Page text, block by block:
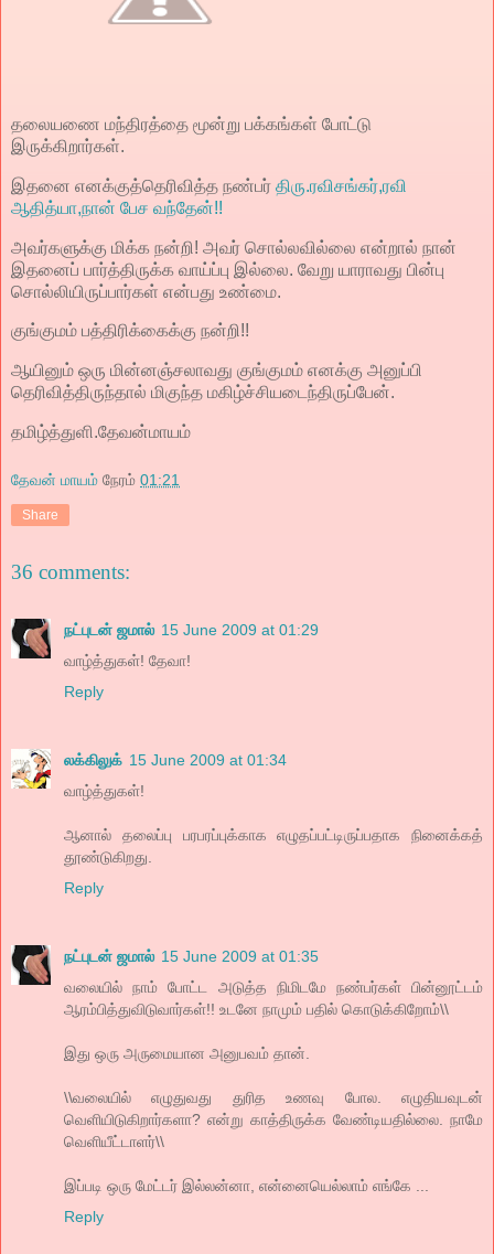
தலையணை மந்திரத்தை மூன்று பக்கங்கள் போட்டு
இருக்கிறார்கள்.
இதனை எனக்குத்தெரிவித்த நண்பர் திரு.ரவிசங்கர்,ரவி
ஆதித்யா,நான் பேச வந்தேன்!!
அவர்களுக்கு மிக்க நன்றி! அவர் சொல்லவில்லை என்றால் நான்
இதனைப் பார்த்திருக்க வாய்ப்பு இல்லை. வேறு யாராவது பின்பு
சொல்லியிருப்பார்கள் என்பது உண்மை.
குங்குமம் பத்திரிக்கைக்கு நன்றி!!
ஆயினும் ஒரு மின்னஞ்சலாவது குங்குமம் எனக்கு அனுப்பி
தெரிவித்திருந்தால் மிகுந்த மகிழ்ச்சியடைந்திருப்பேன்.
தமிழ்த்துளி.தேவன்மாயம்
தேவன் மாயம் நேரம் 01:21
Share
36 comments:
நட்புடன் ஜமால் 15 June 2009 at 01:29
வாழ்த்துகள்! தேவா!
Reply
லக்கிலுக் 15 June 2009 at 01:34
வாழ்த்துகள்!
ஆனால் தலைப்பு பரபரப்புக்காக எழுதப்பட்டிருப்பதாக நினைக்கத்
தூண்டுகிறது.
Reply
நட்புடன் ஜமால் 15 June 2009 at 01:35
வலையில் நாம் போட்ட அடுத்த நிமிடமே நண்பர்கள் பின்னூட்டம்
ஆரம்பித்துவிடுவார்கள்!! உடனே நாமும் பதில் கொடுக்கிறோம்\\
இது ஒரு அருமையான அனுபவம் தான்.
\\வலையில் எழுதுவது துரித உணவு போல. எழுதியவுடன்
வெளியிடுகிறார்களா? என்று காத்திருக்க வேண்டியதில்லை. நாமே
வெளியீட்டாளர்\\
இப்படி ஒரு மேட்டர் இல்லன்னா, என்னையெல்லாம் எங்கே ...
Reply